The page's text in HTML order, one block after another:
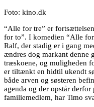
Foto: kino.dk
“Alle for tre” er
for to”. I komedien “Alle
Ralf, der stadig er i gang
ændres dog markant denne
træskoene, og muligheden
er tiltænkt en hidtil ukendt
både arven og søsteren
agenda og der opstår
familiemedlem, har Timo